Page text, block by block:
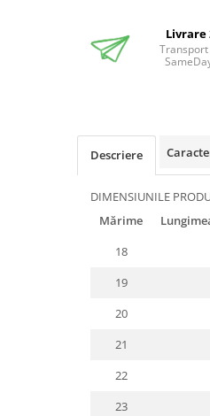
Livrare
Descriere
DIMENSIUNILE
Mărime
18
19
20
21
22
23